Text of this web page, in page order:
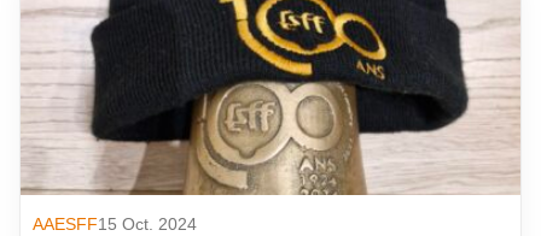
AAESFF15 Oct. 2024